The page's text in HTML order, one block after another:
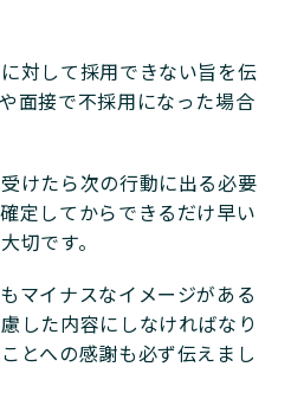
対して採用できない旨を伝
面接で不採用になった場合
けたら次の行動に出る必要
定してからできるだけ早い
切です。
マイナスなイメージがある
した内容にしなければなり
とへの感謝も必ず伝えまし